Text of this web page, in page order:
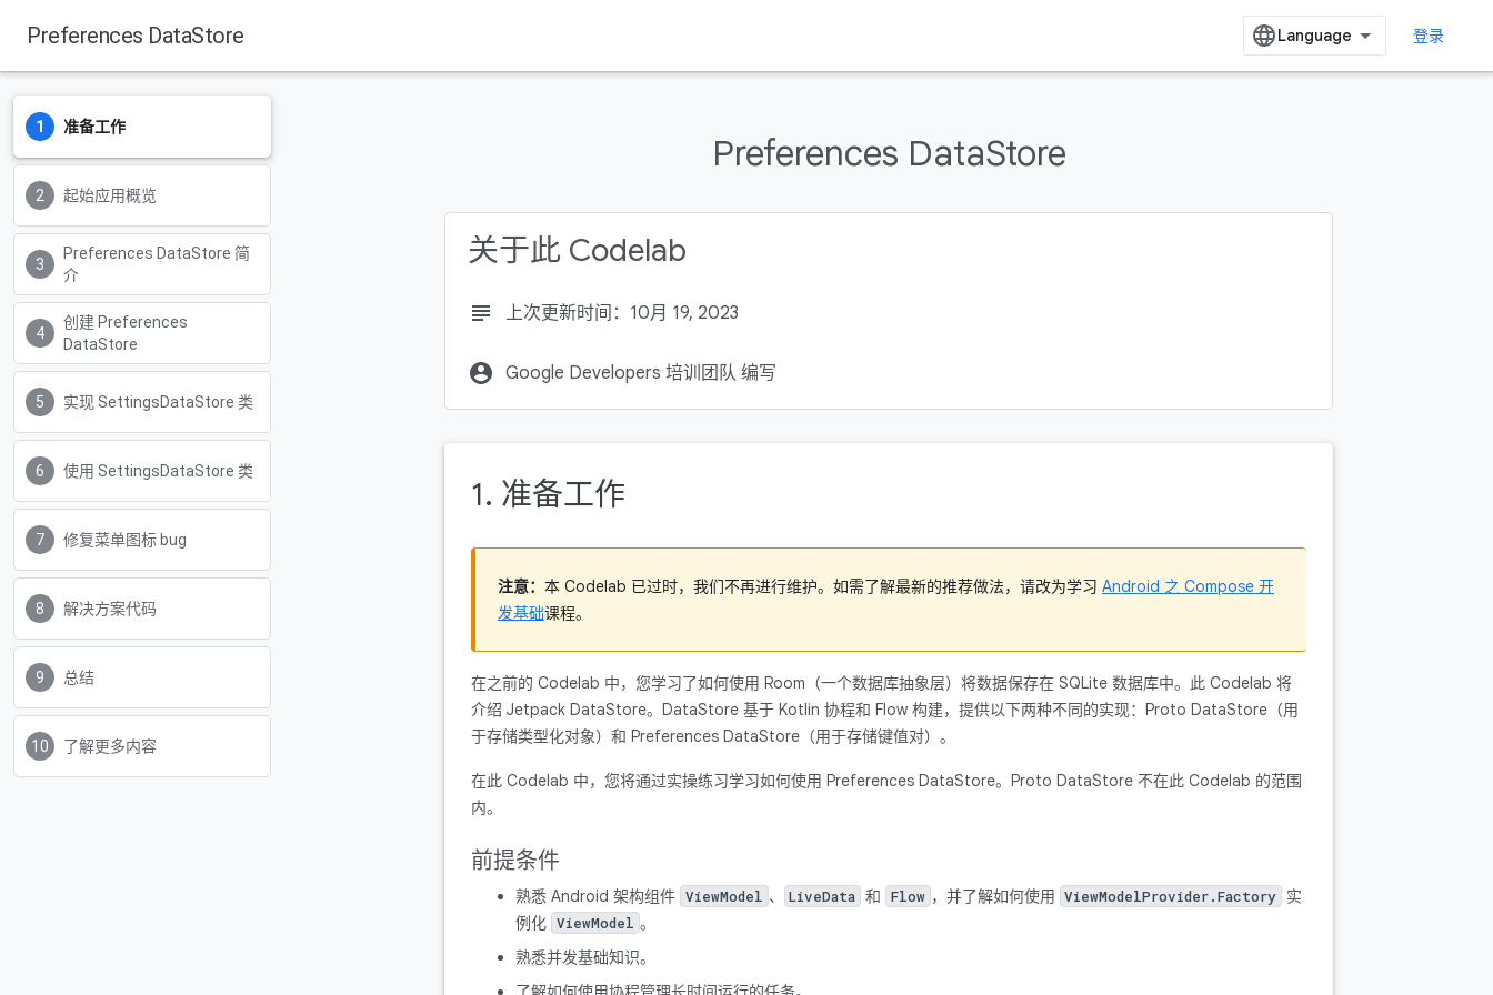
Preferences DataStore 登录
准备工作
起始应用概览
Preferences DataStore 简
介
创建 Preferences
DataStore
实现 SettingsDataStore 类
使用 SettingsDataStore 类
修复菜单图标 bug
解决方案代码
总结
了解更多内容
Preferences DataStore
关于此 Codelab
subject 上次更新时间：10月 19, 2023
account_circle Google Developers 培训团队 编写
1. 准备工作
注意： 本 Codelab 已过时，我们不再进行维护。如需了解最新的推荐做法，请改为学习 Android 之 Compose 开
发基础课程。
在之前的 Codelab 中，您学习了如何使用 Room（一个数据库抽象层）将数据保存在 SQLite 数据库中。此 Codelab 将
介绍 Jetpack DataStore。DataStore 基于 Kotlin 协程和 Flow 构建，提供以下两种不同的实现：Proto DataStore（用
于存储类型化对象）和 Preferences DataStore（用于存储键值对）。
在此 Codelab 中，您将通过实操练习学习如何使用 Preferences DataStore。Proto DataStore 不在此 Codelab 的范围
内。
前提条件
熟悉 Android 架构组件 ViewModel 、 LiveData 和 Flow ，并了解如何使用 ViewModelProvider.Factory
实
例化 ViewModel 。
熟悉并发基础知识。